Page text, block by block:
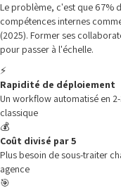
Le problème, c'est que 67%
compétences internes
(2025). Former ses
pour passer à l'échelle.
⚡
Rapidité de déploiement
Un workflow automatisé en
classique
💰
Coût divisé par 5
Plus besoin de sous-traiter
agence
🎯